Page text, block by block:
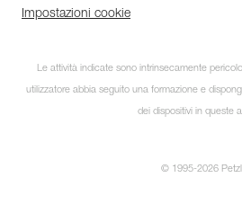
Impostazioni cookie
Le attività indicate sono intrinsecamente
utilizzatore abbia seguito una formazione e
dei dispositivi in queste
© 1995-2026 Petzl